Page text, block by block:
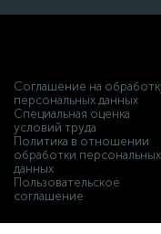
Соглашение на
персональных данных
Специальная оценка
условий труда
Политика в отношении
обработки персональных
данных
Пользовательское
соглашение